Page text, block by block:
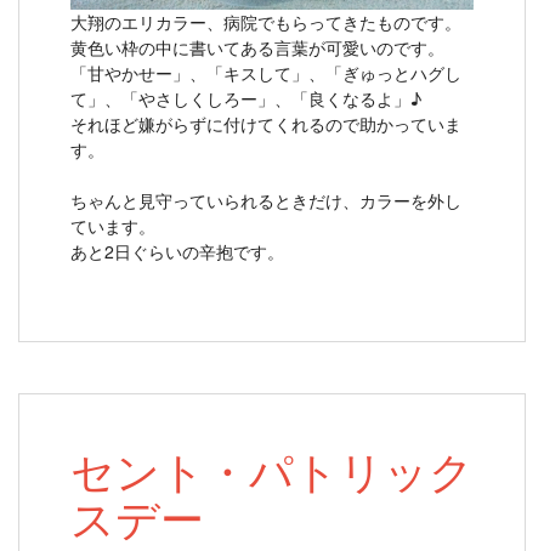
大翔のエリカラー、病院でもらってきたものです。
黄色い枠の中に書いてある言葉が可愛いのです。
「甘やかせー」、「キスして」、「ぎゅっとハグし
て」、「やさしくしろー」、「良くなるよ」♪
それほど嫌がらずに付けてくれるので助かっていま
す。
ちゃんと見守っていられるときだけ、カラーを外し
ています。
あと2日ぐらいの辛抱です。
セント・パトリック
スデー